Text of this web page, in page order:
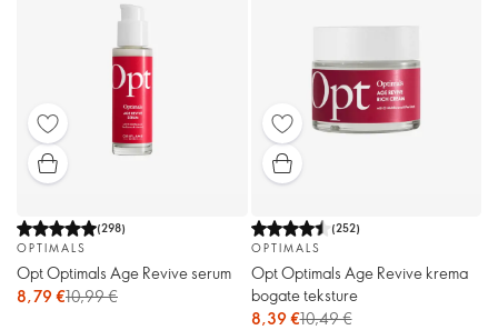
(298)
OPTIMALS
Opt Optimals Age Revive serum
8,79 €10,99 €
(252)
OPTIMALS
Opt Optimals Age Revive krema
bogate teksture
8,39 €10,49 €